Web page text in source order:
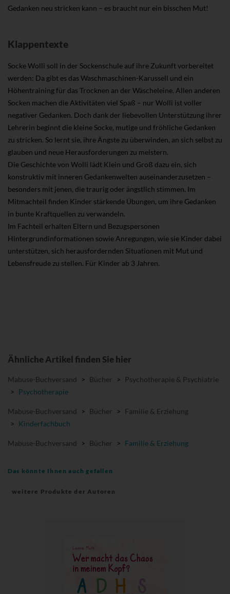
Gedanken neu stricken kann – es braucht nur ein bisschen Mut!
Klappentexte
Socke Wolli soll in der Sockenschule auf ihre Zukunft vorbereitet
werden: Da gibt es das Waschmaschinen-Karussell und ein
Höhentraining für das Trocknen an der Wäscheleine. Allen anderen
Socken machen die Aktivitäten viel Spaß – nur Wolli ist voller
negativer Gedanken. Doch dank der liebevollen Unterstützung ihrer
Lehrerin beginnt die kleine Socke, mutige und fröhliche Gedanken
zu stricken. So lernt sie, ihre Ängste zu überwinden, an sich selbst zu
glauben und neue Herausforderungen zu meistern.
Die Geschichte von Wolli lädt Klein und Groß dazu ein, sich
konstruktiv mit inneren Gedankenwelten auseinanderzusetzen –
besonders mit jenen, die traurig oder ängstlich stimmen. Im
Mitmachteil finden Kinder stärkende Übungen, um ihre Gedanken
in bunte Kraftquellen zu verwandeln.
Im Fachteil erhalten Eltern und Bezugspersonen
Hintergrundinformationen sowie Anregungen, wie sie Kinder dabei
unterstützen, sich herausfordernden Situationen mit Mut und
Lebensfreude zu stellen. Für Kinder ab 3 Jahren.
Ähnliche Artikel finden Sie hier
Mabuse-Buchversand > Bücher >
Psychotherapie & Psychiatrie
> Psychotherapie
Mabuse-Buchversand > Bücher > Familie & Erziehung
> Kinderfachbuch
Mabuse-Buchversand > Bücher > Familie & Erziehung
Das könnte Ihnen auch gefallen
weitere Produkte der Autoren